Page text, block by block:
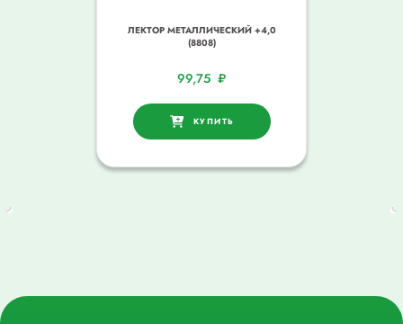
ЛЕКТОР МЕТАЛЛИЧЕСКИЙ +4,0
(8808)
99,75 ₽
КУПИТЬ